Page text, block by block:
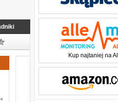
Kup najtaniej na